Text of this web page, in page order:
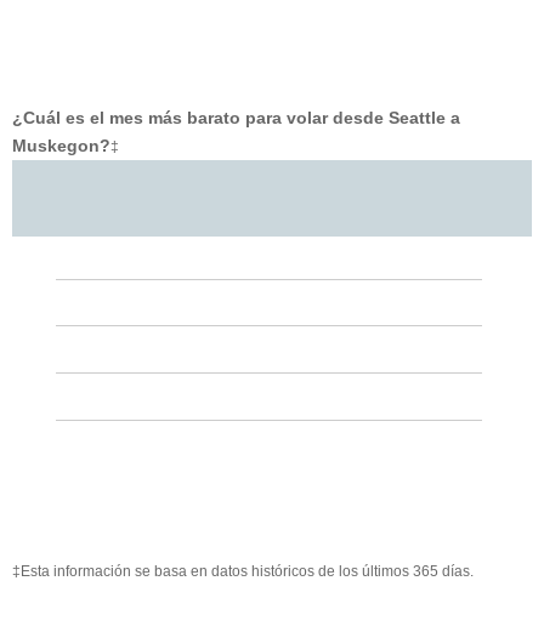
¿Cuál es el mes más barato para volar desde Seattle a
Muskegon?‡
‡Esta información se basa en datos históricos de los últimos 365 días.